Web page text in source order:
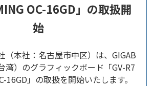
OC-16GD」の取扱開
始
（本社：名古屋市中区）は、GIGAB
湾）のグラフィックボード「GV-R7
16GD」の取扱を開始いたします。